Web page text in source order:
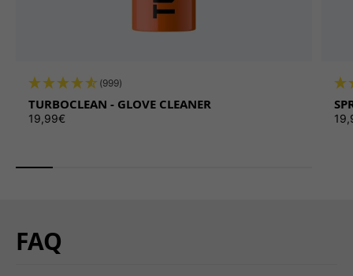
(999)
TURBOCLEAN - GLOVE CLEANER
Κανονική τιμή
19,99€
FAQ